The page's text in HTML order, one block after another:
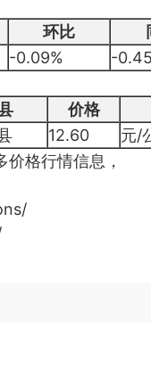
环比
-0.09%
-
价格
12.60
元/
格行情信息，